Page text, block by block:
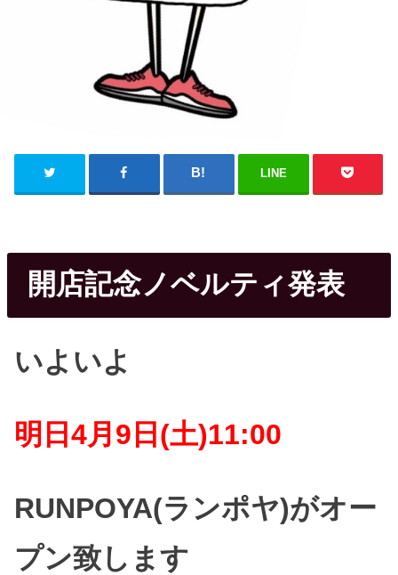
LINE
開店記念ノベルティ発表
いよいよ
明日4月9日(土)11:00
RUNPOYA(ランポヤ)がオー
プン致します